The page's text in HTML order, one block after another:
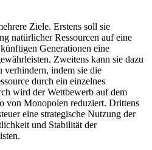
Ziele. Erstens soll sie
natürlicher Ressourcen auf eine
Generationen eine
Zweitens kann sie dazu
verhindern, indem sie die
durch ein einzelnes
wird der Wettbewerb auf dem
von Monopolen reduziert. Drittens
eine strategische Nutzung der
und Stabilität der